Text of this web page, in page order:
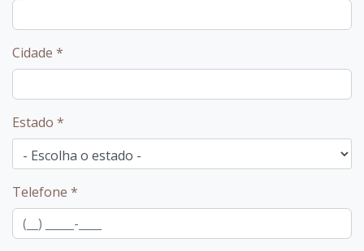
Cidade *
Estado *
Telefone *